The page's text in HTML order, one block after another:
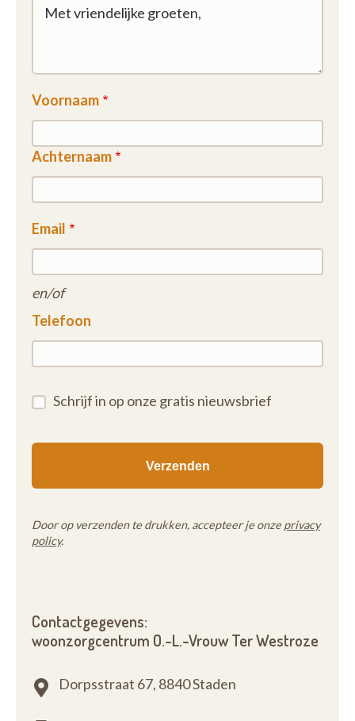
Voornaam
Achternaam
Email
en/of
Telefoon
Schrijf in op onze gratis nieuwsbrief
Door op verzenden te drukken, accepteer je onze privacy
policy.
Contactgegevens:
woonzorgcentrum O.-L.-Vrouw Ter Westroze
Dorpsstraat 67, 8840 Staden